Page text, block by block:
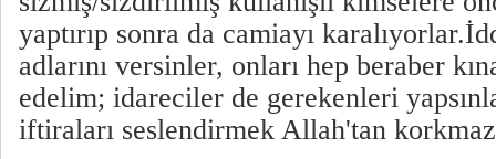
yaptırıp sonra da camiayı
adlarını versinler, onları hep beraber
edelim; idareciler de gerekenleri
iftiraları seslendirmek Allah'tan